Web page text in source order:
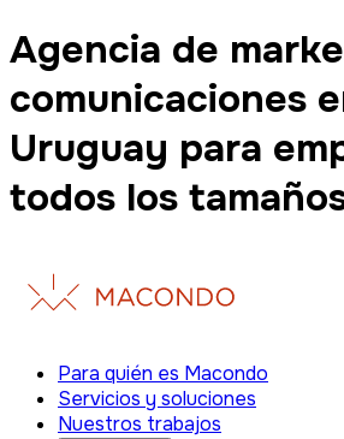
Agencia de
comunicaciones
Uruguay para
todos los
Para quién es Macondo
Servicios y soluciones
Nuestros trabajos